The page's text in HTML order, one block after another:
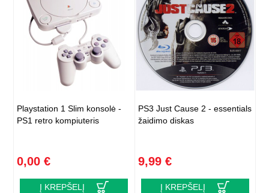
Playstation 1 Slim konsolė -
PS1 retro kompiuteris
0,00 €
Į KREPŠELĮ
PS3 Just Cause 2 - essentials
žaidimo diskas
9,99 €
Į KREPŠELĮ